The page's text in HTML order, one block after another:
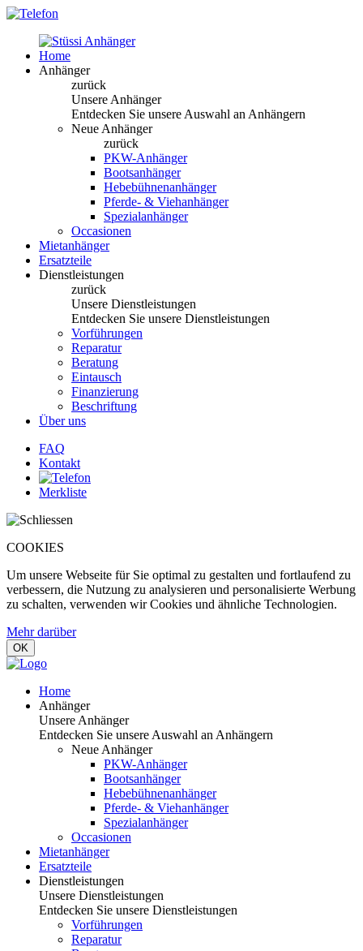
Home
Anhänger
zurück
Unsere Anhänger
Entdecken Sie unsere Auswahl an Anhängern
Neue Anhänger
zurück
PKW-Anhänger
Bootsanhänger
Hebebühnenanhänger
Pferde- & Viehanhänger
Spezialanhänger
Occasionen
Mietanhänger
Ersatzteile
Dienstleistungen
zurück
Unsere Dienstleistungen
Entdecken Sie unsere Dienstleistungen
Vorführungen
Reparatur
Beratung
Eintausch
Finanzierung
Beschriftung
Über uns
FAQ
Kontakt
Merkliste
COOKIES
Um unsere Webseite für Sie optimal zu gestalten und fortlaufend zu
verbessern, die Nutzung zu analysieren und personalisierte Werbung
zu schalten, verwenden wir Cookies und ähnliche Technologien.
Mehr darüber
OK
Home
Anhänger
Unsere Anhänger
Entdecken Sie unsere Auswahl an Anhängern
Neue Anhänger
PKW-Anhänger
Bootsanhänger
Hebebühnenanhänger
Pferde- & Viehanhänger
Spezialanhänger
Occasionen
Mietanhänger
Ersatzteile
Dienstleistungen
Unsere Dienstleistungen
Entdecken Sie unsere Dienstleistungen
Vorführungen
Reparatur